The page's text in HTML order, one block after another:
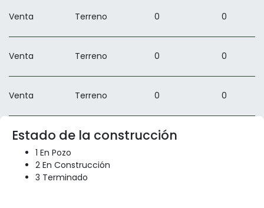
Venta Terreno 0 0
Venta Terreno 0 0
Venta Terreno 0 0
Estado de la construcción
1 En Pozo
2 En Construcción
3 Terminado